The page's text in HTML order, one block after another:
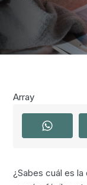
Array
¿Sabes cuál es